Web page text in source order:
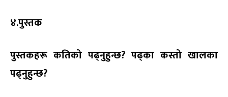
४.पुस्तक
पुस्तकहरू कतिको पढ्नुहुन्छ? पढ्का कस्तो खालका
पढ्नुहुन्छ?